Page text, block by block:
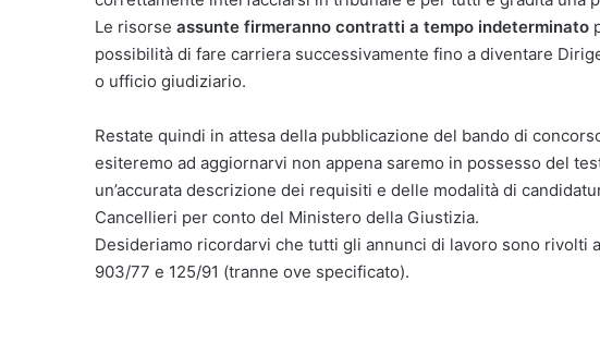
Le risorse assunte firmeranno contratti a tempo indeterminato
possibilità di fare carriera successivamente fino a diventare
o ufficio giudiziario.
Restate quindi in attesa della pubblicazione del bando di
esiteremo ad aggiornarvi non appena saremo in possesso del
un’accurata descrizione dei requisiti e delle modalità di
Cancellieri per conto del Ministero della Giustizia.
Desideriamo ricordarvi che tutti gli annunci di lavoro sono rivolti
903/77 e 125/91 (tranne ove specificato).